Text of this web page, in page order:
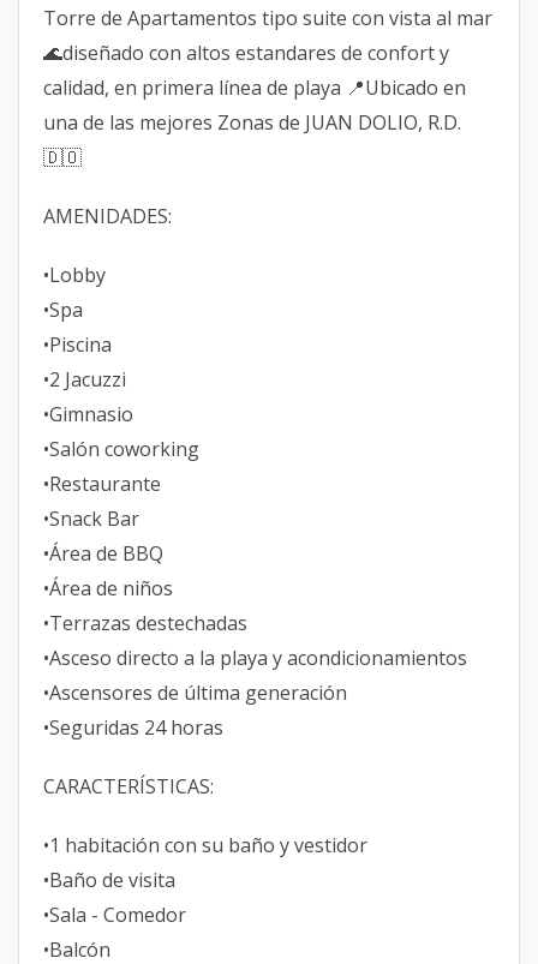
Torre de Apartamentos tipo suite con vista al mar
🌊diseñado con altos estandares de confort y
calidad, en primera línea de playa 📍Ubicado en
una de las mejores Zonas de JUAN DOLIO, R.D.
🇩🇴
AMENIDADES:
•Lobby
•Spa
•Piscina
•2 Jacuzzi
•Gimnasio
•Salón coworking
•Restaurante
•Snack Bar
•Área de BBQ
•Área de niños
•Terrazas destechadas
•Asceso directo a la playa y acondicionamientos
•Ascensores de última generación
•Seguridas 24 horas
CARACTERÍSTICAS:
•1 habitación con su baño y vestidor
•Baño de visita
•Sala - Comedor
•Balcón